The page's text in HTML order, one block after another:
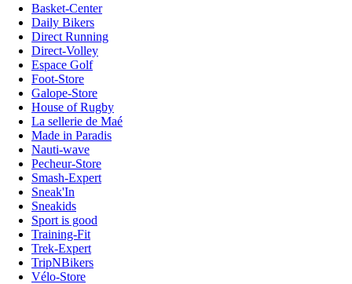
Basket-Center
Daily Bikers
Direct Running
Direct-Volley
Espace Golf
Foot-Store
Galope-Store
House of Rugby
La sellerie de Maé
Made in Paradis
Nauti-wave
Pecheur-Store
Smash-Expert
Sneak'In
Sneakids
Sport is good
Training-Fit
Trek-Expert
TripNBikers
Vélo-Store